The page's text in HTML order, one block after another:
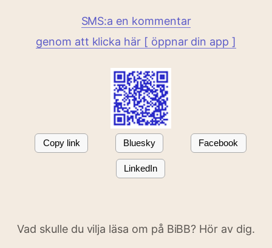
SMS:a en kommentar
genom att klicka här [ öppnar din app ]
Copy link Bluesky Facebook
LinkedIn
Vad skulle du vilja läsa om på BiBB? Hör av dig.